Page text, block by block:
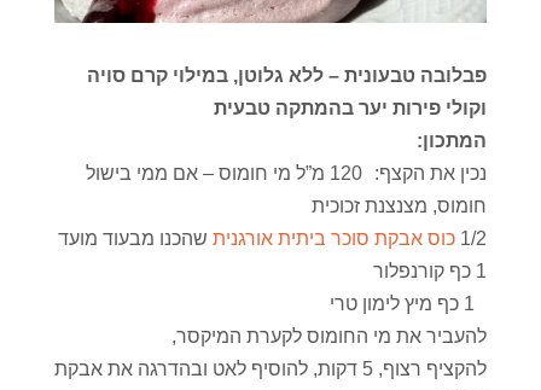
פבלובה טבעונית – ללא גלוטן, במילוי קרם סויה
וקולי פירות יער בהמתקה טבעית
המתכון:
נכין את הקצף: 120 מ”ל מי חומוס – אם ממי בישול
חומוס, מצנצנת זכוכית
1/2 כוס אבקת סוכר ביתית אורגניתשהכנו מבעוד מועד
1 כף קורנפלור
‎להקציף רצוף, 5 דקות, להוסיף לאט ובהדרגה את אבקת